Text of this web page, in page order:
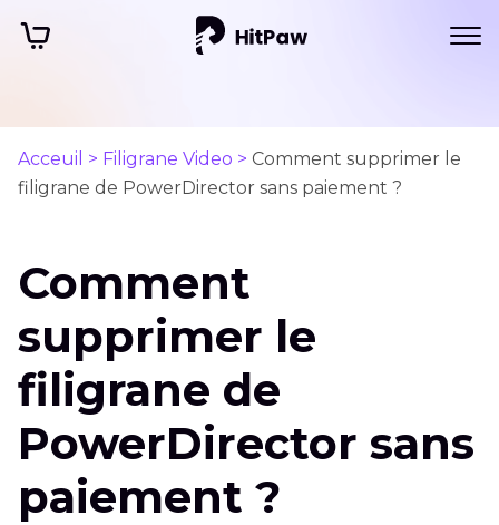
Acceuil > Filigrane Video > Comment supprimer le
filigrane de PowerDirector sans paiement ?
Comment
supprimer le
filigrane de
PowerDirector sans
paiement ?